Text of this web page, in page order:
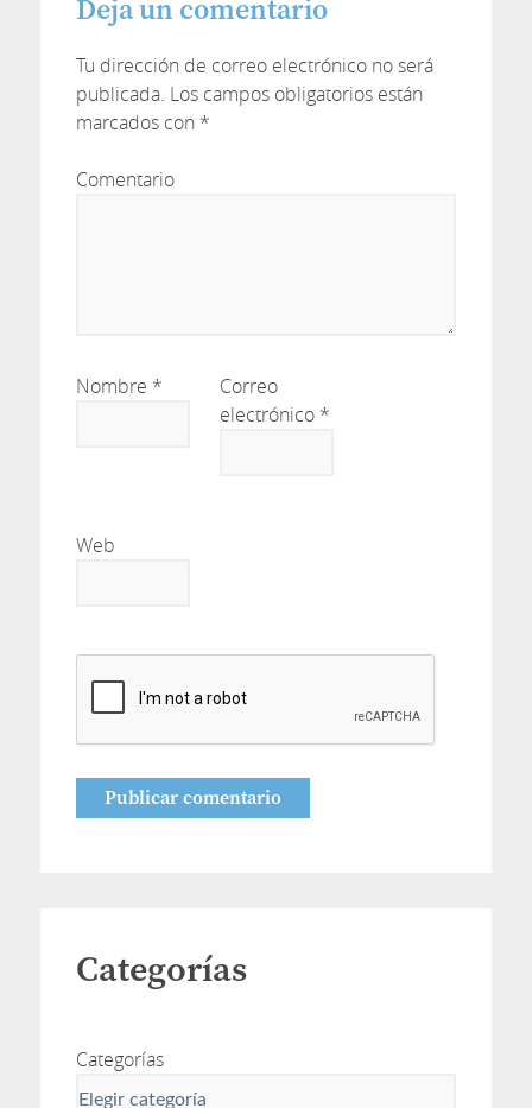
Deja un comentario
Tu dirección de correo electrónico no será
publicada. Los campos obligatorios están
marcados con *
Comentario
Nombre *
Correo
electrónico *
Web
Categorías
Categorías